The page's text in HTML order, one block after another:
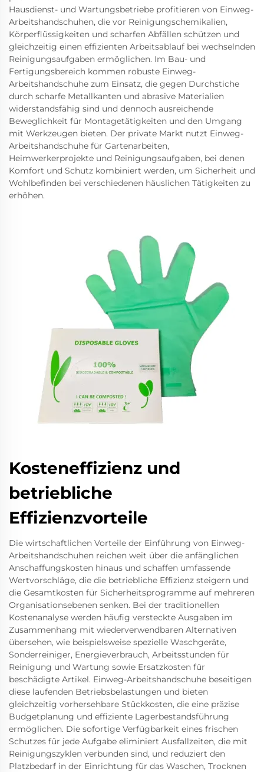
Hausdienst- und Wartungsbetriebe profitieren von Einweg-
Arbeitshandschuhen, die vor Reinigungschemikalien,
Körperflüssigkeiten und scharfen Abfällen schützen und
gleichzeitig einen effizienten Arbeitsablauf bei wechselnden
Reinigungsaufgaben ermöglichen. Im Bau- und
Fertigungsbereich kommen robuste Einweg-
Arbeitshandschuhe zum Einsatz, die gegen Durchstiche
durch scharfe Metallkanten und abrasive Materialien
widerstandsfähig sind und dennoch ausreichende
Beweglichkeit für Montagetätigkeiten und den Umgang
mit Werkzeugen bieten. Der private Markt nutzt Einweg-
Arbeitshandschuhe für Gartenarbeiten,
Heimwerkerprojekte und Reinigungsaufgaben, bei denen
Komfort und Schutz kombiniert werden, um Sicherheit und
Wohlbefinden bei verschiedenen häuslichen Tätigkeiten zu
erhöhen.
Kosteneffizienz und
betriebliche
Effizienzvorteile
Die wirtschaftlichen Vorteile der Einführung von Einweg-
Arbeitshandschuhen reichen weit über die anfänglichen
Anschaffungskosten hinaus und schaffen umfassende
Wertvorschläge, die die betriebliche Effizienz steigern und
die Gesamtkosten für Sicherheitsprogramme auf mehreren
Organisationsebenen senken. Bei der traditionellen
Kostenanalyse werden häufig versteckte Ausgaben im
Zusammenhang mit wiederverwendbaren Alternativen
übersehen, wie beispielsweise spezielle Waschgeräte,
Sonderreiniger, Energieverbrauch, Arbeitsstunden für
Reinigung und Wartung sowie Ersatzkosten für
beschädigte Artikel. Einweg-Arbeitshandschuhe beseitigen
diese laufenden Betriebsbelastungen und bieten
gleichzeitig vorhersehbare Stückkosten, die eine präzise
Budgetplanung und effiziente Lagerbestandsführung
ermöglichen. Die sofortige Verfügbarkeit eines frischen
Schutzes für jede Aufgabe eliminiert Ausfallzeiten, die mit
Reinigungszyklen verbunden sind, und reduziert den
Platzbedarf in der Einrichtung für das Waschen, Trocknen